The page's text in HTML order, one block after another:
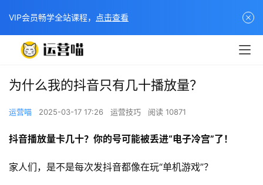
为什么我的抖音只有几十播放量？
运营喵 2025-03-17 17:26 运营技巧 阅读 10871
抖音播放量卡几十？你的号可能被丢进“电子冷宫”了！​
家人们，是不是每次发抖音都像在玩“单机游戏”？
VIP会员畅学全站课程， 点击查看